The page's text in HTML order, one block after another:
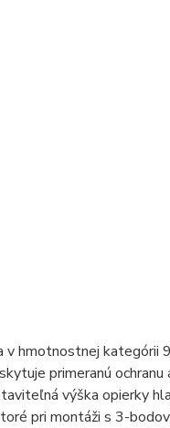
v hmotnostnej kategórii
primeranú
výška opierky
pri montáži s 3-